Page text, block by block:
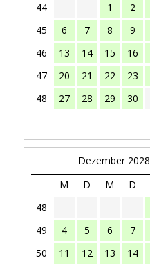
44
1 2
45
6 7 8 9
46
13 14 15 16
47
20 21 22 23
48
27 28 29 30
Dezember 2028
M
D M D
48
49
4 5 6 7
50
11 12 13 14